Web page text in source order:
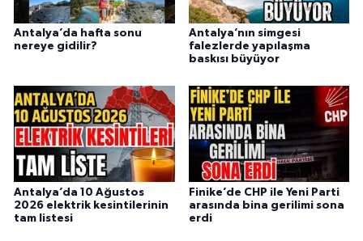
Antalya’da hafta sonu
nereye gidilir?
Antalya’nın simgesi
falezlerde yapılaşma
baskısı büyüyor
Antalya’da 10 Ağustos
2026 elektrik kesintilerinin
tam listesi
Finike’de CHP ile Yeni Parti
arasında bina gerilimi sona
erdi